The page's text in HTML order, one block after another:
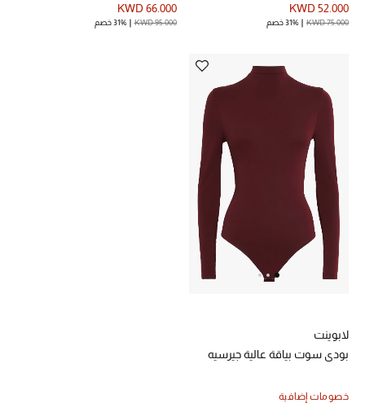
النساء
عرض جميع المنتجات
خصومات
ما وصلنا حديثاً
الموسم الجديد
حصريًا عبر الإنترنت
جميع إصدارتنا النسائية
KWD 52.000
KWD 75.000 31% خصم
KWD 66.000
KWD 95.000 31% خصم
لابوينت
بودي سوت بياقة عالية جيرسيه
خصومات إضافية